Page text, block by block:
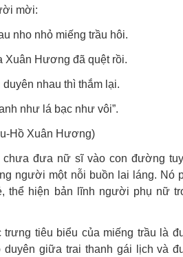
mời:
nho nhỏ miếng trầu hôi.
Xuân Hương đã quệt rồi.
duyên nhau thì thắm lại.
như lá bạc như vôi”.
Hồ Xuân Hương)
chưa đưa nữ sĩ vào con đường
người một nỗi buồn lai láng. Nó
thể hiện bản lĩnh người phụ nữ
trưng tiêu biểu của miếng trầu là
duyên giữa trai thanh gái lịch và